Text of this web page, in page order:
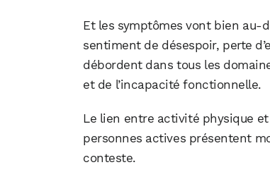
Et les symptômes vont bien au-
sentiment de désespoir, perte
débordent dans tous les
et de l’incapacité fonctionnelle.
Le lien entre activité physique
personnes actives présentent
conteste.